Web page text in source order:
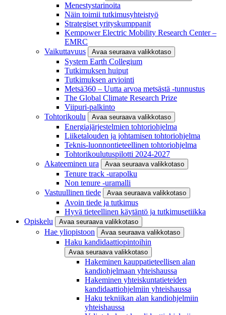
Menestystarinoita
Näin toimii tutkimusyhteistyö
Strategiset yrityskumppanit
Kempower Electric Mobility Research Center –
EMRC
Vaikuttavuus
Avaa seuraava valikkotaso
System Earth Collegium
Tutkimuksen huiput
Tutkimuksen arviointi
Metsä360 – Uutta arvoa metsästä -tunnustus
The Global Climate Research Prize
Viipuri-palkinto
Tohtorikoulu
Avaa seuraava valikkotaso
Energiajärjestelmien tohtoriohjelma
Liiketalouden ja johtamisen tohtoriohjelma
Teknis-luonnontieteellinen tohtoriohjelma
Tohtorikoulutuspilotti 2024-2027
Akateeminen ura
Avaa seuraava valikkotaso
Tenure track -urapolku
Non tenure -uramalli
Vastuullinen tiede
Avaa seuraava valikkotaso
Avoin tiede ja tutkimus
Hyvä tieteellinen käytäntö ja tutkimusetiikka
Opiskelu
Avaa seuraava valikkotaso
Hae yliopistoon Avaa seuraava valikkotaso
Haku kandidaattiopintoihin
Avaa seuraava valikkotaso
Hakeminen kauppatieteellisen alan
kandiohjelmaan yhteishaussa
Hakeminen yhteiskuntatieteiden
kandidaattiohjelmiin yhteishaussa
Haku tekniikan alan kandiohjelmiin
yhteishaussa